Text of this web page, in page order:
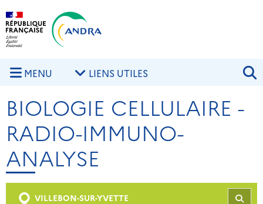
Aller au contenu principal
MENU LIENS UTILES
BIOLOGIE CELLULAIRE -
RADIO-IMMUNO-
ANALYSE
VILLEBON-SUR-YVETTE